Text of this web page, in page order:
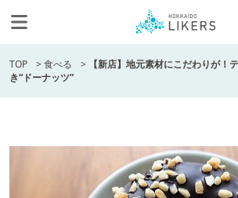
TOP >食べる > 【新店】地元素材にこだわりが！
き“ドーナッツ”